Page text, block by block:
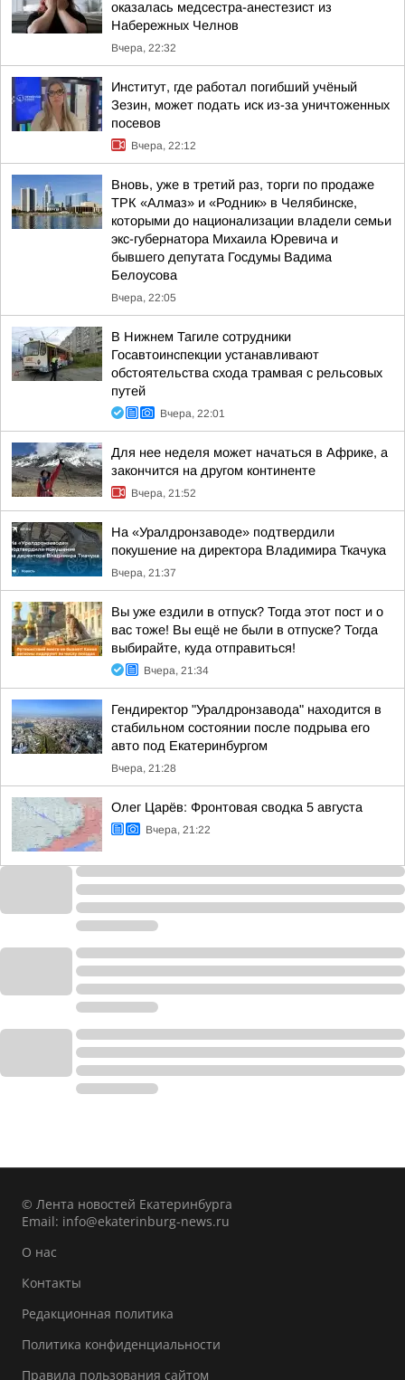
оказалась медсестра-анестезист из
Набережных Челнов
Вчера, 22:32
Институт, где работал погибший учёный
Зезин, может подать иск из-за уничтоженных
посевов
Вчера, 22:12
Вновь, уже в третий раз, торги по продаже
ТРК «Алмаз» и «Родник» в Челябинске,
которыми до национализации владели семьи
экс-губернатора Михаила Юревича и
бывшего депутата Госдумы Вадима
Белоусова
Вчера, 22:05
В Нижнем Тагиле сотрудники
Госавтоинспекции устанавливают
обстоятельства схода трамвая с рельсовых
путей
Вчера, 22:01
Для нее неделя может начаться в Африке, а
закончится на другом континенте
Вчера, 21:52
На «Уралдронзаводе» подтвердили
покушение на директора Владимира Ткачука
Вчера, 21:37
Вы уже ездили в отпуск? Тогда этот пост и о
вас тоже! Вы ещё не были в отпуске? Тогда
выбирайте, куда отправиться!
Вчера, 21:34
Гендиректор "Уралдронзавода" находится в
стабильном состоянии после подрыва его
авто под Екатеринбургом
Вчера, 21:28
Олег Царёв: Фронтовая сводка 5 августа
Вчера, 21:22
© Лента новостей Екатеринбурга
Email: info@ekaterinburg-news.ru
О нас
Контакты
Редакционная политика
Политика конфиденциальности
Правила пользования сайтом